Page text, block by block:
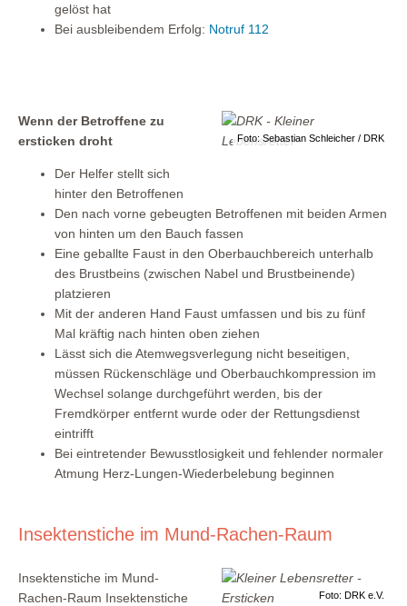
gelöst hat
Bei ausbleibendem Erfolg: Notruf 112
Foto: Sebastian Schleicher / DRK
Wenn der Betroffene zu
ersticken droht
Der Helfer stellt sich
hinter den Betroffenen
Den nach vorne gebeugten Betroffenen mit beiden Armen
von hinten um den Bauch fassen
Eine geballte Faust in den Oberbauchbereich unterhalb
des Brustbeins (zwischen Nabel und Brustbeinende)
platzieren
Mit der anderen Hand Faust umfassen und bis zu fünf
Mal kräftig nach hinten oben ziehen
Lässt sich die Atemwegsverlegung nicht beseitigen,
müssen Rückenschläge und Oberbauchkompression im
Wechsel solange durchgeführt werden, bis der
Fremdkörper entfernt wurde oder der Rettungsdienst
eintrifft
Bei eintretender Bewusstlosigkeit und fehlender normaler
Atmung Herz-Lungen-Wiederbelebung beginnen
Insektenstiche im Mund-Rachen-Raum
Foto: DRK e.V.
Insektenstiche im Mund-
Rachen-Raum Insektenstiche